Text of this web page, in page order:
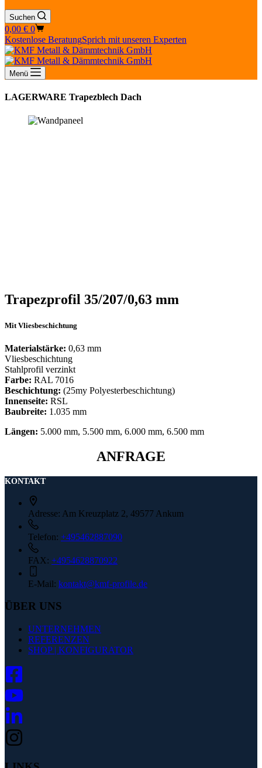
Suchen
Warenkorb
0,00 € 0
Kostenlose BeratungSprich mit unseren Experten
Menü
LAGERWARE Trapezblech Dach
Trapezprofil 35/207/0,63 mm
Mit Vliesbeschichtung
Materialstärke: 0,63 mm
Vliesbeschichtung
Stahlprofil verzinkt
Farbe: RAL 7016
Beschichtung: (25my Polyesterbeschichtung)
Innenseite: RSL
Baubreite: 1.035 mm
Längen: 5.000 mm, 5.500 mm, 6.000 mm, 6.500 mm
ANFRAGE
KONTAKT
Adresse: Am Kreuzplatz 2, 49577 Ankum
Telefon: +495462887090
FAX: +4954628870922
E-Mail: kontakt@kmf-profile.de
ÜBER UNS
UNTERNEHMEN
REFERENZEN
SHOP | KONFIGURATOR